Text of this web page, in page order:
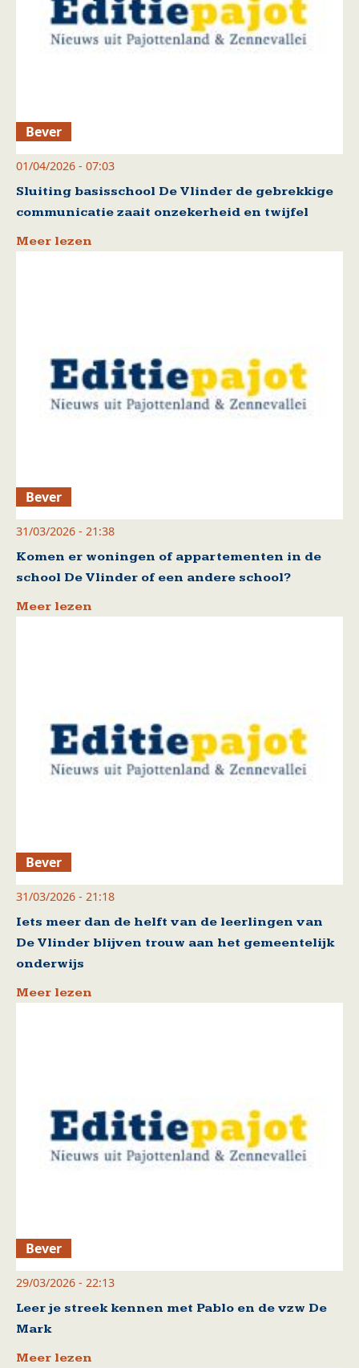
Bever
01/04/2026 - 07:03
Sluiting basisschool De Vlinder de gebrekkige
communicatie zaait onzekerheid en twijfel
Meer lezen
Bever
31/03/2026 - 21:38
Komen er woningen of appartementen in de
school De Vlinder of een andere school?
Meer lezen
Bever
31/03/2026 - 21:18
Iets meer dan de helft van de leerlingen van
De Vlinder blijven trouw aan het gemeentelijk
onderwijs
Meer lezen
Bever
29/03/2026 - 22:13
Leer je streek kennen met Pablo en de vzw De
Mark
Meer lezen